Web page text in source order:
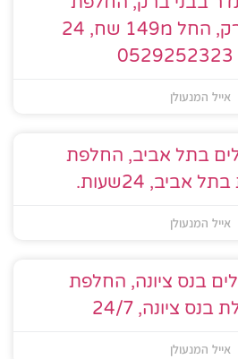
מנעול בבני ברק, החל מ149 שח, 24
אייל המנעולן
בתל אביב, החלפת
אביב, 24שעות.
אייל המנעולן
בנס ציונה, החלפת
ציונה, 24/7
אייל המנעולן